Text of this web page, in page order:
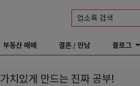
업소록 검색
부동산 매매 결혼 / 만남 블로그
치있게 만드는 진짜 공부!